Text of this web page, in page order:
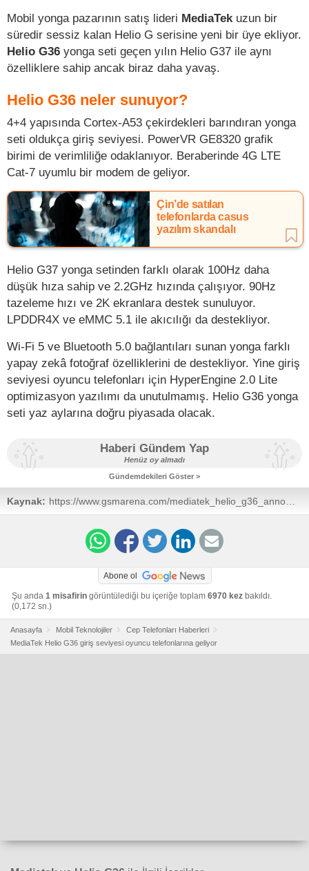
Mobil yonga pazarının satış lideri MediaTek uzun bir
süredir sessiz kalan Helio G serisine yeni bir üye ekliyor.
Helio G36 yonga seti geçen yılın Helio G37 ile aynı
özelliklere sahip ancak biraz daha yavaş.
Helio G36 neler sunuyor?
4+4 yapısında Cortex-A53 çekirdekleri barındıran yonga
seti oldukça giriş seviyesi. PowerVR GE8320 grafik
birimi de verimliliğe odaklanıyor. Beraberinde 4G LTE
Cat-7 uyumlu bir modem de geliyor.
Çin’de satılan
telefonlarda casus
yazılım skandalı
Helio G37 yonga setinden farklı olarak 100Hz daha
düşük hıza sahip ve 2.2GHz hızında çalışıyor. 90Hz
tazeleme hızı ve 2K ekranlara destek sunuluyor.
LPDDR4X ve eMMC 5.1 ile akıcılığı da destekliyor.
Wi-Fi 5 ve Bluetooth 5.0 bağlantıları sunan yonga farklı
yapay zekâ fotoğraf özelliklerini de destekliyor. Yine giriş
seviyesi oyuncu telefonları için HyperEngine 2.0 Lite
optimizasyon yazılımı da unutulmamış. Helio G36 yonga
seti yaz aylarına doğru piyasada olacak.
Haberi Gündem Yap
Henüz oy almadı
Gündemdekileri Göster >
Kaynak: https://www.gsmarena.com/
news-57531.php
Abone ol
Şu anda 1 misafirin görüntülediği bu içeriğe toplam 6970 kez bakıldı.
(0,172 sn.)
Anasayfa Mobil Teknolojiler
Cep Telefonları Haberleri
MediaTek Helio G36 giriş seviyesi oyuncu telefonlarına geliyor